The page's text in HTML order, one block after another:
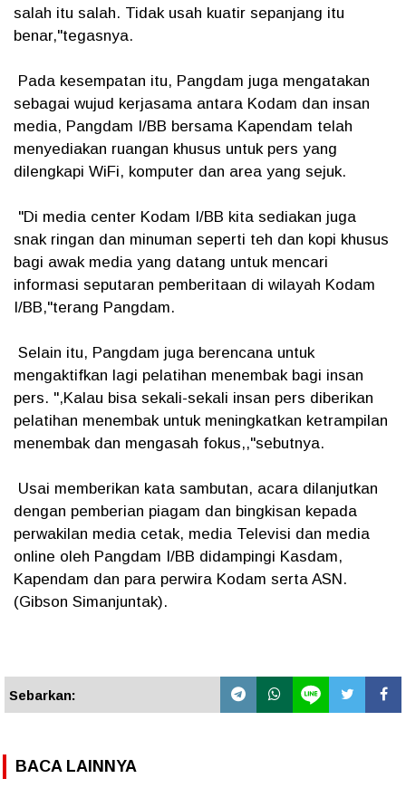
salah itu salah. Tidak usah kuatir sepanjang itu
benar,"tegasnya.
Pada kesempatan itu, Pangdam juga mengatakan
sebagai wujud kerjasama antara Kodam dan insan
media, Pangdam I/BB bersama Kapendam telah
menyediakan ruangan khusus untuk pers yang
dilengkapi WiFi, komputer dan area yang sejuk.
"Di media center Kodam I/BB kita sediakan juga
snak ringan dan minuman seperti teh dan kopi khusus
bagi awak media yang datang untuk mencari
informasi seputaran pemberitaan di wilayah Kodam
I/BB,"terang Pangdam.
Selain itu, Pangdam juga berencana untuk
mengaktifkan lagi pelatihan menembak bagi insan
pers. ",Kalau bisa sekali-sekali insan pers diberikan
pelatihan menembak untuk meningkatkan ketrampilan
menembak dan mengasah fokus,,"sebutnya.
Usai memberikan kata sambutan, acara dilanjutkan
dengan pemberian piagam dan bingkisan kepada
perwakilan media cetak, media Televisi dan media
online oleh Pangdam I/BB didampingi Kasdam,
Kapendam dan para perwira Kodam serta ASN.
(Gibson Simanjuntak).
Sebarkan:
BACA LAINNYA